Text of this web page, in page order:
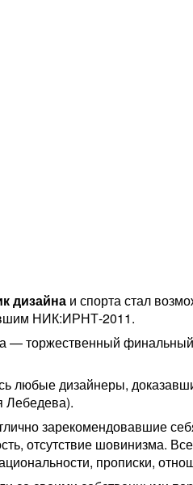
дизайна и спорта стал
НИК:ИРНТ-2011.
— торжественный
любые дизайнеры,
Лебедева).
зарекомендовавшие
отсутствие шовинизма.
прописки,